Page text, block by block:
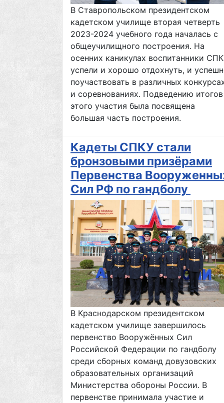
В Ставропольском президентском
кадетском училище вторая четверть
2023-2024 учебного года началась с
общеучилищного построения. На
осенних каникулах воспитанники
успели и хорошо отдохнуть, и
поучаствовать в различных
и соревнованиях. Подведению итогов
этого участия была посвящена
большая часть построения.
Кадеты СПКУ стали
бронзовыми призёрами
Первенства
Сил РФ по гандболу
В Краснодарском президентском
кадетском училище завершилось
первенство Вооружённых Сил
Российской Федерации по гандболу
среди сборных команд довузовских
образовательных организаций
Министерства обороны России. В
первенстве принимала участие и